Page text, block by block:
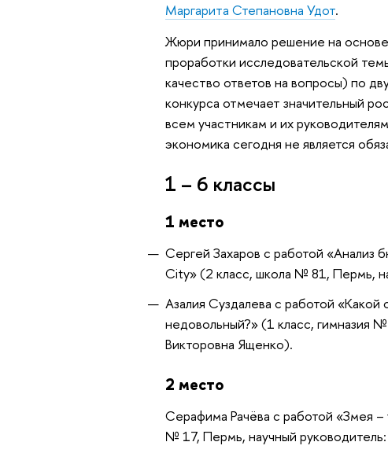
Маргарита Степановна Удот.
Жюри принимало решение на основе
проработки исследовательской
качество ответов на вопросы) по
конкурса отмечает значительный
всем участникам и их
экономика сегодня не является
1 – 6 классы
1 место
Сергей Захаров с работой «Анализ
City» (2 класс, школа № 81, Пермь,
Азалия Суздалева с работой
недовольный?» (1 класс, гимназия
Викторовна Ященко).
2 место
Серафима Рачёва с работой «Змея
№ 17, Пермь, научный